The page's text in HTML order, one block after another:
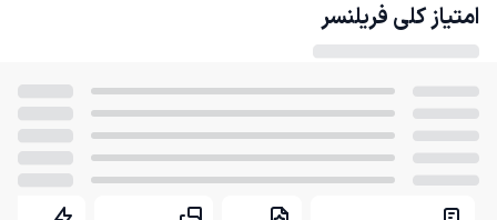
امتیاز کلی فریلنسر